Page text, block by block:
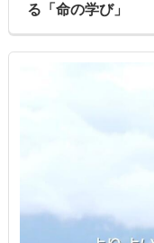
る「命の学び」